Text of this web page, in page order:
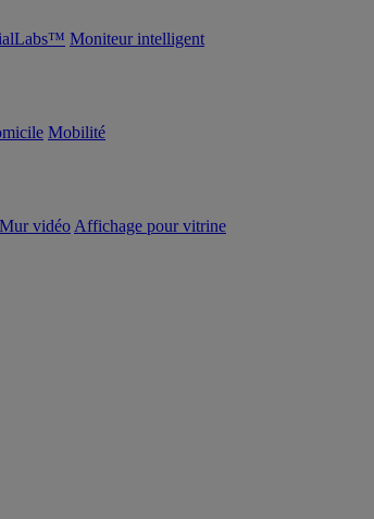
Moniteur intelligent
Mobilité
Mur vidéo Affichage pour vitrine